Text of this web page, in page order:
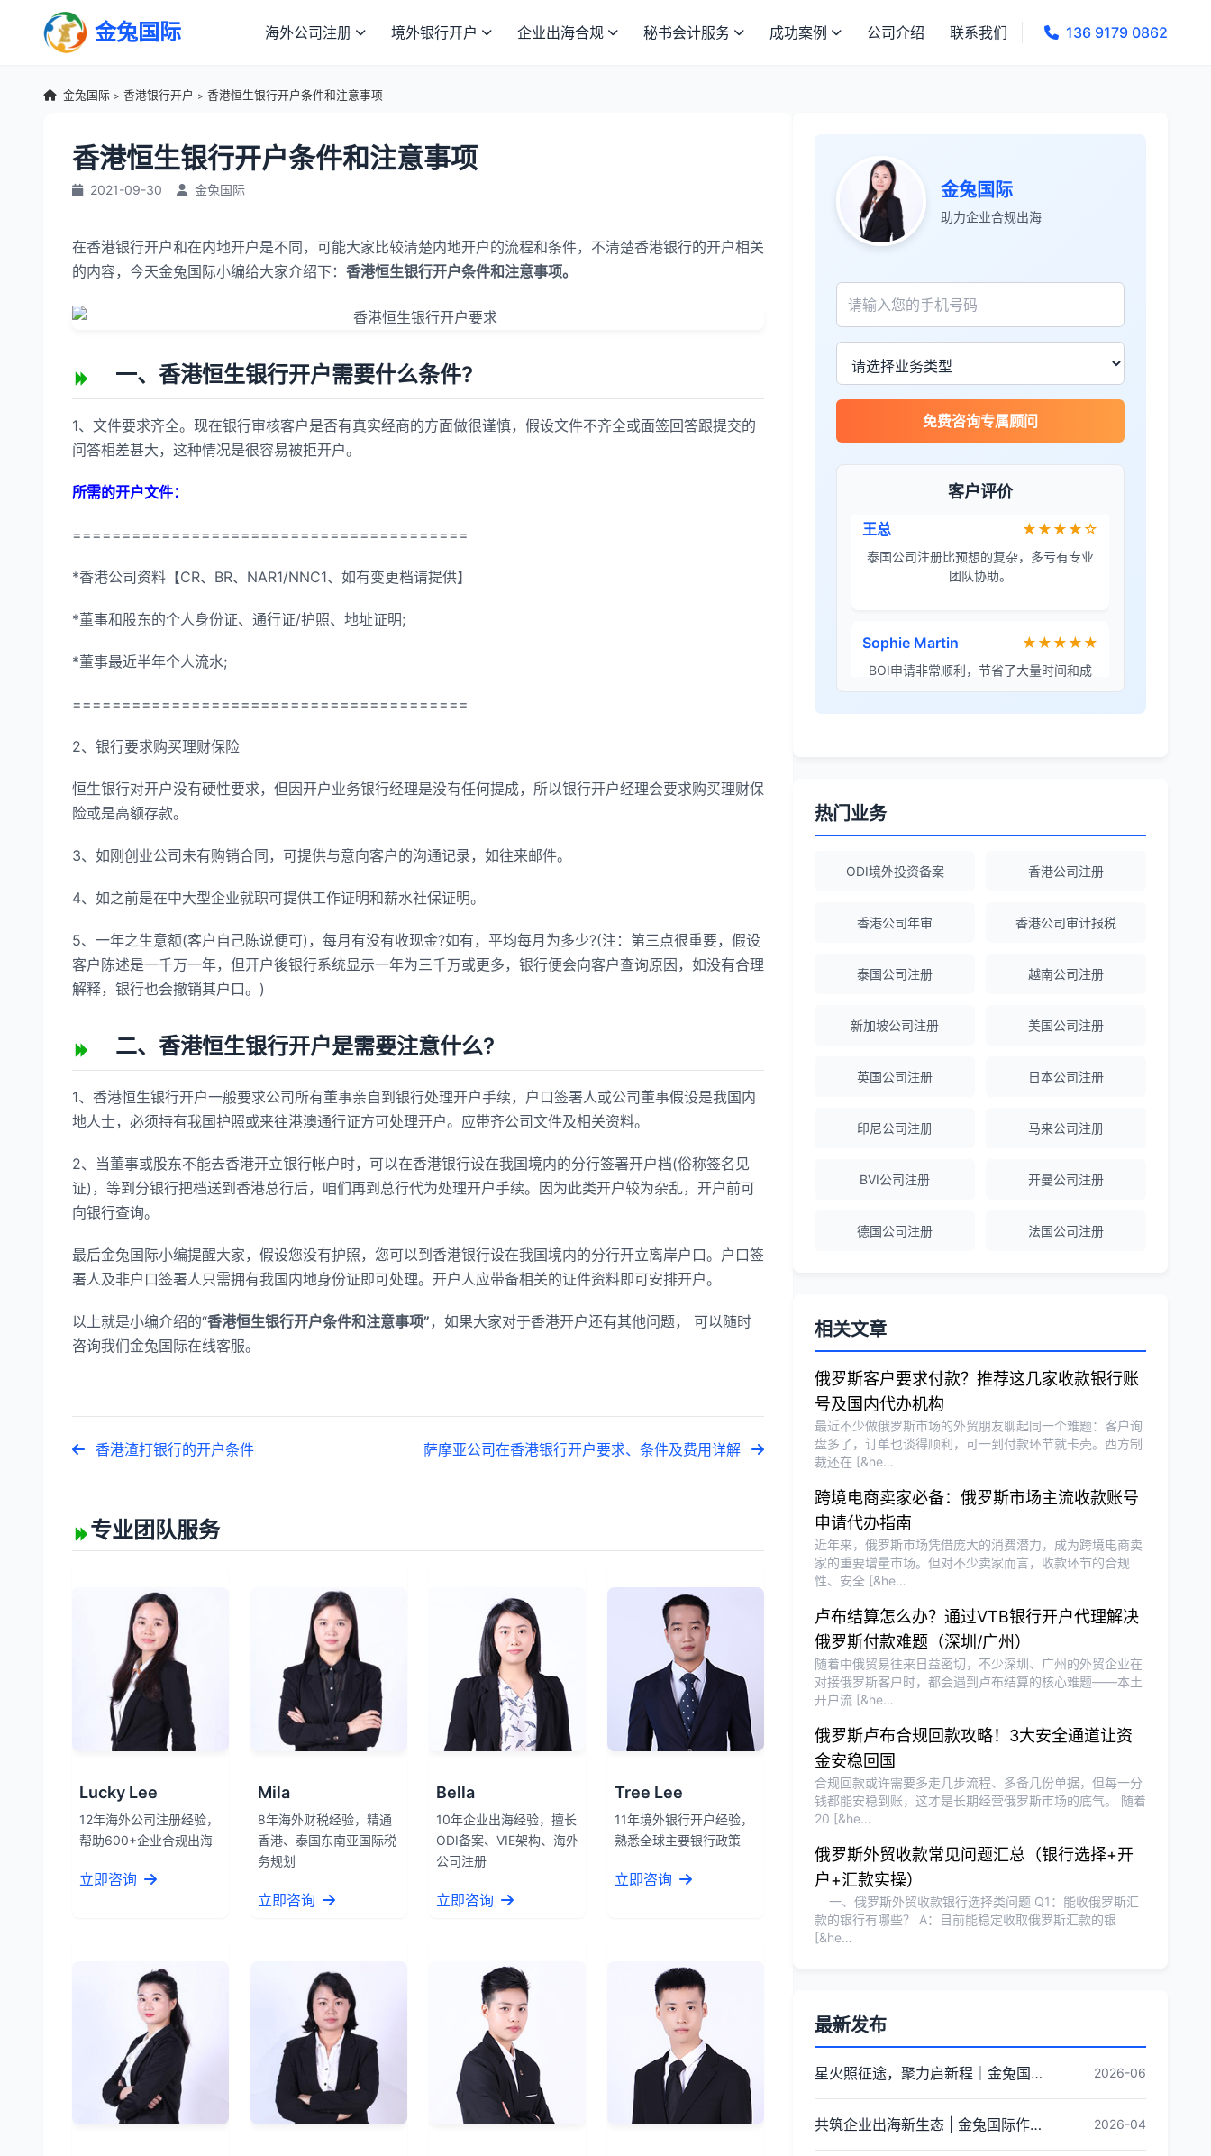
金兔国际 海外公司注册 境外银行开户 企业出海合规 秘书会计服务 成功案例 公司介绍 联系我们 136 9179 0862
金兔国际 > 香港银行开户 > 香港恒生银行开户条件和注意事项
香港恒生银行开户条件和注意事项
2021-09-30 金兔国际
在香港银行开户和在内地开户是不同，可能大家比较清楚内地开户的流程和条件，不清楚香港银行的开户相关
的内容，今天金兔国际小编给大家介绍下： 香港恒生银行开户条件和注意事项。
一、香港恒生银行开户需要什么条件?
1、文件要求齐全。现在银行审核客户是否有真实经商的方面做很谨慎，假设文件不齐全或面签回答跟提交的
问答相差甚大，这种情况是很容易被拒开户。
所需的开户文件：
========================================
*香港公司资料【CR、BR、NAR1/NNC1、如有变更档请提供】
*董事和股东的个人身份证、通行证/护照、地址证明;
*董事最近半年个人流水;
========================================
2、银行要求购买理财保险
恒生银行对开户没有硬性要求，但因开户业务银行经理是没有任何提成，所以银行开户经理会要求购买理财保
险或是高额存款。
3、如刚创业公司未有购销合同，可提供与意向客户的沟通记录，如往来邮件。
4、如之前是在中大型企业就职可提供工作证明和薪水社保证明。
5、一年之生意额(客户自己陈说便可)，每月有没有收现金?如有，平均每月为多少?(注：第三点很重要，假设
客户陈述是一千万一年，但开户後银行系统显示一年为三千万或更多，银行便会向客户查询原因，如没有合理
解释，银行也会撤销其户口。)
二、香港恒生银行开户是需要注意什么?
1、香港恒生银行开户一般要求公司所有董事亲自到银行处理开户手续，户口签署人或公司董事假设是我国内
地人士，必须持有我国护照或来往港澳通行证方可处理开户。应带齐公司文件及相关资料。
2、当董事或股东不能去香港开立银行帐户时，可以在香港银行设在我国境内的分行签署开户档(俗称签名见
证)，等到分银行把档送到香港总行后，咱们再到总行代为处理开户手续。因为此类开户较为杂乱，开户前可
向银行查询。
最后金兔国际小编提醒大家，假设您没有护照，您可以到香港银行设在我国境内的分行开立离岸户口。户口签
署人及非户口签署人只需拥有我国内地身份证即可处理。开户人应带备相关的证件资料即可安排开户。
以上就是小编介绍的“香港恒生银行开户条件和注意事项”，如果大家对于香港开户还有其他问题， 可以随时
咨询我们金兔国际在线客服。
香港渣打银行的开户条件 萨摩亚公司在香港银行开户要求、条件及费用详解
专业团队服务
Lucky Lee
12年海外公司注册经验，
帮助600+企业合规出海
立即咨询
Mila
8年海外财税经验，精通
香港、泰国东南亚国际税
务规划
立即咨询
Bella
10年企业出海经验，擅长
ODI备案、VIE架构、海外
公司注册
立即咨询
Tree Lee
11年境外银行开户经验，
熟悉全球主要银行政策
立即咨询
金兔国际
助力企业合规出海
免费咨询专属顾问
客户评价
张先生
服务专业高效，一周就完成了泰国公司注
James Wilson ★★★★★
金兔国际帮我们完成了泰国建厂的所有法
王总 ★★★★☆
泰国公司注册比预想的复杂，多亏有专业
团队协助。
Sophie Martin ★★★★★
BOI申请非常顺利，节省了大量时间和成
Robert Chen ★★★★☆
陈经理 ★★★★★
海外公司注册服务非常专业，顾问响应迅
越南公司注册全程指导，文件准备非常专
Michael Liu
泰国公司注册和银行开户服务高效，推
荐！
刘总 ★★★★★
泰国BOI申请+建厂规划一站式服务，完
Olivia Wang ★★★★★
香港公司注册和审计服务专业高效，非常
热门业务
ODI境外投资备案 香港公司注册
香港公司年审 香港公司审计报税
泰国公司注册 越南公司注册
新加坡公司注册 美国公司注册
英国公司注册 日本公司注册
印尼公司注册 马来公司注册
BVI公司注册 开曼公司注册
德国公司注册 法国公司注册
相关文章
俄罗斯客户要求付款？推荐这几家收款银行账
号及国内代办机构
最近不少做俄罗斯市场的外贸朋友聊起同一个难题：客户询
盘多了，订单也谈得顺利，可一到付款环节就卡壳。西方制
裁还在 [&he…
跨境电商卖家必备：俄罗斯市场主流收款账号
申请代办指南
近年来，俄罗斯市场凭借庞大的消费潜力，成为跨境电商卖
家的重要增量市场。但对不少卖家而言，收款环节的合规
性、安全 [&he…
卢布结算怎么办？通过VTB银行开户代理解决
俄罗斯付款难题（深圳/广州）
随着中俄贸易往来日益密切，不少深圳、广州的外贸企业在
对接俄罗斯客户时，都会遇到卢布结算的核心难题——本土
开户流 [&he…
俄罗斯卢布合规回款攻略！3大安全通道让资
金安稳回国
合规回款或许需要多走几步流程、多备几份单据，但每一分
钱都能安稳到账，这才是长期经营俄罗斯市场的底气。 随着
20 [&he…
俄罗斯外贸收款常见问题汇总（银行选择+开
户+汇款实操）
一、俄罗斯外贸收款银行选择类问题 Q1：能收俄罗斯汇
款的银行有哪些？ A：目前能稳定收取俄罗斯汇款的银
[&he…
最新发布
星火照征途，聚力启新程｜金兔国际井冈山红色研学团建圆满收官 2026-06
共筑企业出海新生态 | 金兔国际作为代表单位亮相宝安区出海服务中心揭牌仪式 2026-04